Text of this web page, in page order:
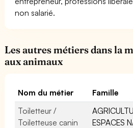
non salarié.
Les autres métiers dans la
aux animaux
Nom du métier
Famille
Toiletteur /
Toiletteuse canin
ESPACES